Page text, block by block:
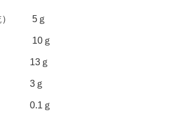
乾） 5ｇ
ｇ
ｇ
3ｇ
ｇ